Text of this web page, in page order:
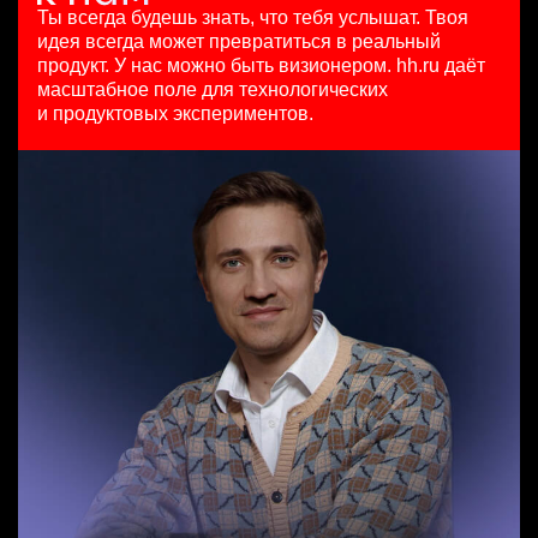
4 авг. 2026
150000 ₽
Нижний Новгород
HeadHunter::Коммерческий департамент
125000 - 175000 ₽
Ярославль
Менеджер по привлечению клиентов (B2B)
HeadHunter::Телефонные продажи
24 июл. 2026
з/п не указана
Ташкент
Data Scientist в Сетку
HeadHunter::Analytics/Data Science
29 июл. 2026
Москва
Ты всегда будешь знать, что тебя услышат. Твоя
идея всегда может превратиться в реальный
продукт. У нас можно быть визионером. hh.ru даёт
масштабное поле для технологических
и продуктовых экспериментов.